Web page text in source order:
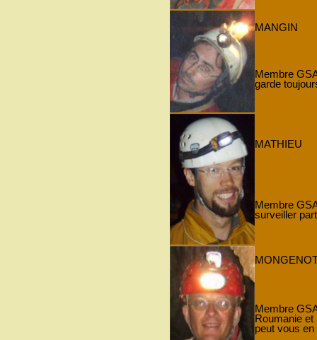
MANGIN
Membre
garde
MATHIEU
Membre
surveiller
Membre
Roumanie
peut vous